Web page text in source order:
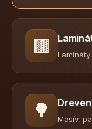
🟫
🌳 Masív,